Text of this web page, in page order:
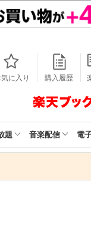
気に入り 購入履歴
題 音楽配信 電